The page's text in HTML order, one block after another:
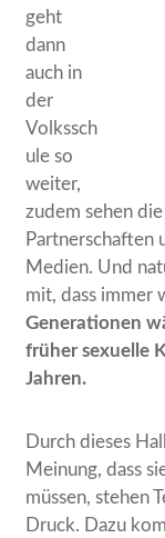
geht
dann
auch in
der
Volkssch
ule so
weiter,
zudem sehen
Partnerschaften
Medien. Und
mit, dass immer
Generationen
früher sexuelle
Jahren.
Durch dieses
Meinung, dass
müssen, stehen
Druck. Dazu